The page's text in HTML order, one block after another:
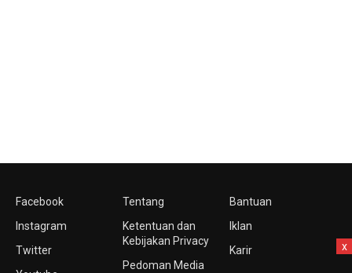
Facebook
Instagram
Twitter
Tentang
Ketentuan dan
Kebijakan Privacy
Pedoman Media
Bantuan
Iklan
Karir
x